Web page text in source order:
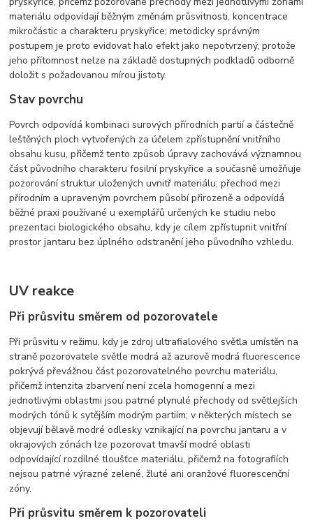
materiálu odpovídají běžným změnám průsvitnosti, koncentrace
mikročástic a charakteru pryskyřice; metodicky správným
postupem je proto evidovat halo efekt jako nepotvrzený, protože
jeho přítomnost nelze na základě dostupných podkladů odborně
doložit s požadovanou mírou jistoty.
Stav povrchu
Povrch odpovídá kombinaci surových přírodních partií a částečně
leštěných ploch vytvořených za účelem zpřístupnění vnitřního
obsahu kusu, přičemž tento způsob úpravy zachovává významnou
část původního charakteru fosilní pryskyřice a současně umožňuje
pozorování struktur uložených uvnitř materiálu; přechod mezi
přírodním a upraveným povrchem působí přirozeně a odpovídá
běžné praxi používané u exemplářů určených ke studiu nebo
prezentaci biologického obsahu, kdy je cílem zpřístupnit vnitřní
prostor jantaru bez úplného odstranění jeho původního vzhledu.
UV reakce
Při průsvitu směrem od pozorovatele
Při průsvitu v režimu, kdy je zdroj ultrafialového světla umístěn na
straně pozorovatele světle modrá až azurově modrá fluorescence
pokrývá převážnou část pozorovatelného povrchu materiálu,
přičemž intenzita zbarvení není zcela homogenní a mezi
jednotlivými oblastmi jsou patrné plynulé přechody od světlejších
modrých tónů k sytějším modrým partiím; v některých místech se
objevují bělavě modré odlesky vznikající na povrchu jantaru a v
okrajových zónách lze pozorovat tmavší modré oblasti
odpovídající rozdílné tloušťce materiálu, přičemž na fotografiích
nejsou patrné výrazné zelené, žluté ani oranžové fluorescenční
zóny.
Při průsvitu směrem k pozorovateli